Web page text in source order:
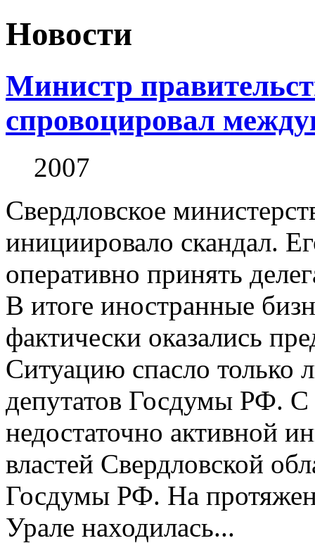
Новости
Министр
спровоцировал
2007
Свердловское
инициировало скандал.
оперативно принять
В итоге иностранные
фактически оказались
Ситуацию спасло только
депутатов Госдумы РФ. С
недостаточно активной
властей Свердловской
Госдумы РФ. На
Урале находилась...